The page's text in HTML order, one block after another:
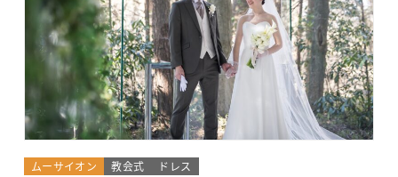
ムーサイオン 教会式
ドレス